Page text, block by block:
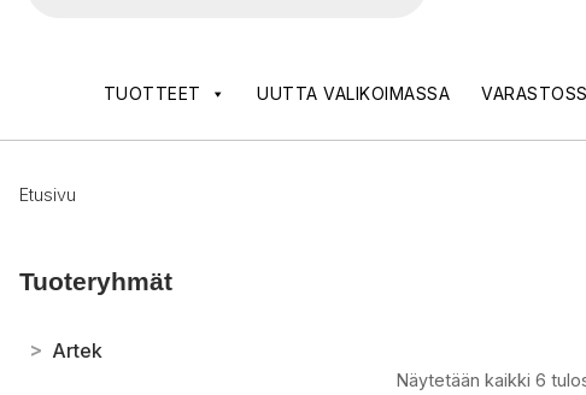
TUOTTEET UUTTA VALIKOIMASSA
Etusivu
Tuoteryhmät
> Artek
Näytetään kaikki 6